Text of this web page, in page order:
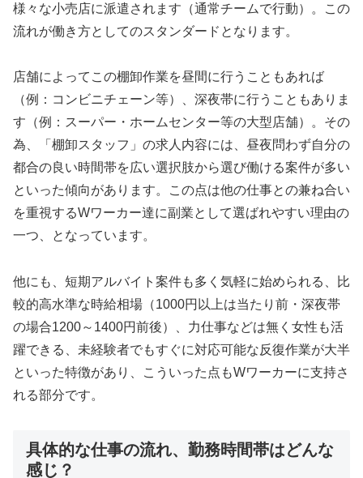
様々な小売店に派遣されます（通常チームで行動）。この
流れが働き方としてのスタンダードとなります。
店舗によってこの棚卸作業を昼間に行うこともあれば
（例：コンビニチェーン等）、深夜帯に行うこともありま
す（例：スーパー・ホームセンター等の大型店舗）。その
為、「棚卸スタッフ」の求人内容には、昼夜問わず自分の
都合の良い時間帯を広い選択肢から選び働ける案件が多い
といった傾向があります。この点は他の仕事との兼ね合い
を重視するWワーカー達に副業として選ばれやすい理由の
一つ、となっています。
他にも、短期アルバイト案件も多く気軽に始められる、比
較的高水準な時給相場（1000円以上は当たり前・深夜帯
の場合1200～1400円前後）、力仕事などは無く女性も活
躍できる、未経験者でもすぐに対応可能な反復作業が大半
といった特徴があり、こういった点もWワーカーに支持さ
れる部分です。
具体的な仕事の流れ、勤務時間帯はどんな
感じ？